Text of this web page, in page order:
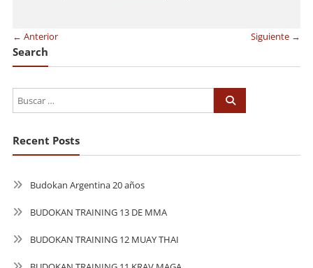
← Anterior Siguiente →
Search
Recent Posts
Budokan Argentina 20 años
BUDOKAN TRAINING 13 DE MMA
BUDOKAN TRAINING 12 MUAY THAI